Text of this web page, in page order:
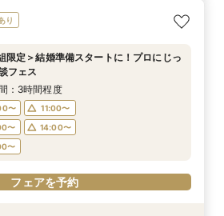
におすすめ*少人数W】挙式×会食プラ
なし体験
〜
〜
14:00〜
〜
フェアを予約
家族のペットと一緒に】限定特典付*
安心相談会
〜
〜
14:00〜
〜
フェアを予約
の式場見学＞心躍る花嫁の第一歩♪ゆっ
＆見学会
〜
〜
14:00〜
〜
フェアを予約
方◎オンライン相談会】スマホで簡単！
典付き
〜
〜
14:00〜
〜
フェアを予約
★木曜限定★貸切邸宅で演出体験♪凱旋
＆口コミ◎絶品試食
〜
〜
14:00〜
〜
フェアを予約
り
限定＞結婚準備スタートに！プロにじっ
フェス
：3時間程度
〜
11:00〜
〜
14:00〜
〜
フェアを予約